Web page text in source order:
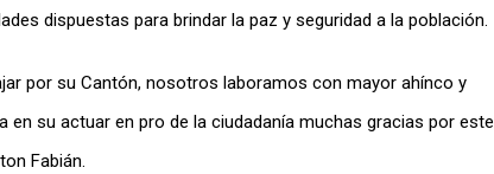
dispuestas para brindar la paz y seguridad a la población.
por su Cantón, nosotros laboramos con mayor ahínco y
su actuar en pro de la ciudadanía muchas gracias por este
Fabián.